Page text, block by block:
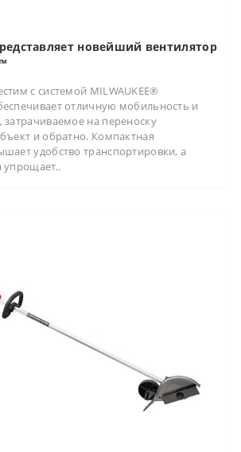
новейший вентилятор
с системой MILWAUKEE®
отличную мобильность и
на переноску
и обратно. Компактная
удобство транспортировки, а
упрощает..